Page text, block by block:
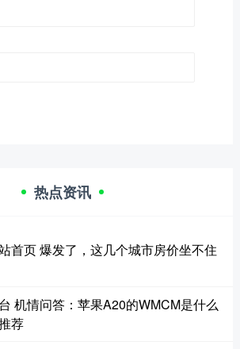
热点资讯
首页 爆发了，这几个城市房价坐不住
机情问答：苹果A20的WMCM是什么
荐